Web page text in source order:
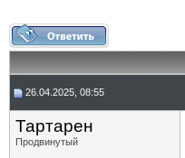
26.04.2025, 08:55
Тартарен
Продвинутый